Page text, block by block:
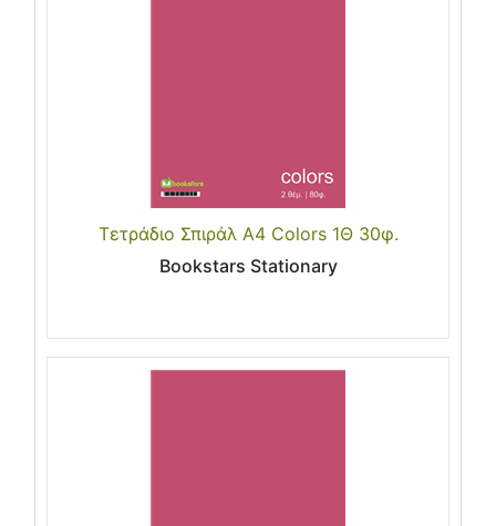
Τετράδιο Σπιράλ Α4 Colors 1Θ 30φ.
Bookstars Stationary